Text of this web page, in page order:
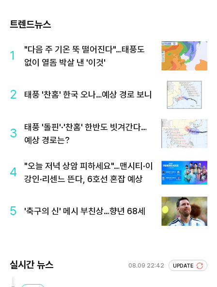
트렌드뉴스
1
"다음 주 기온 뚝 떨어진다"…태풍도
없이 열돔 박살 낸 '이것'
2 태풍 '찬홈' 한국 오나…예상 경로 보니
3
태풍 '돌핀'·'찬홈' 한반도 빗겨간다…
예상 경로는?
4
"오늘 저녁 상암 피하세요"…맨시티·이
강인·리센느 뜬다, 6호선 혼잡 예상
5 '축구의 신' 메시 부친상…향년 68세
실시간 뉴스 08.09 22:42 UPDATE